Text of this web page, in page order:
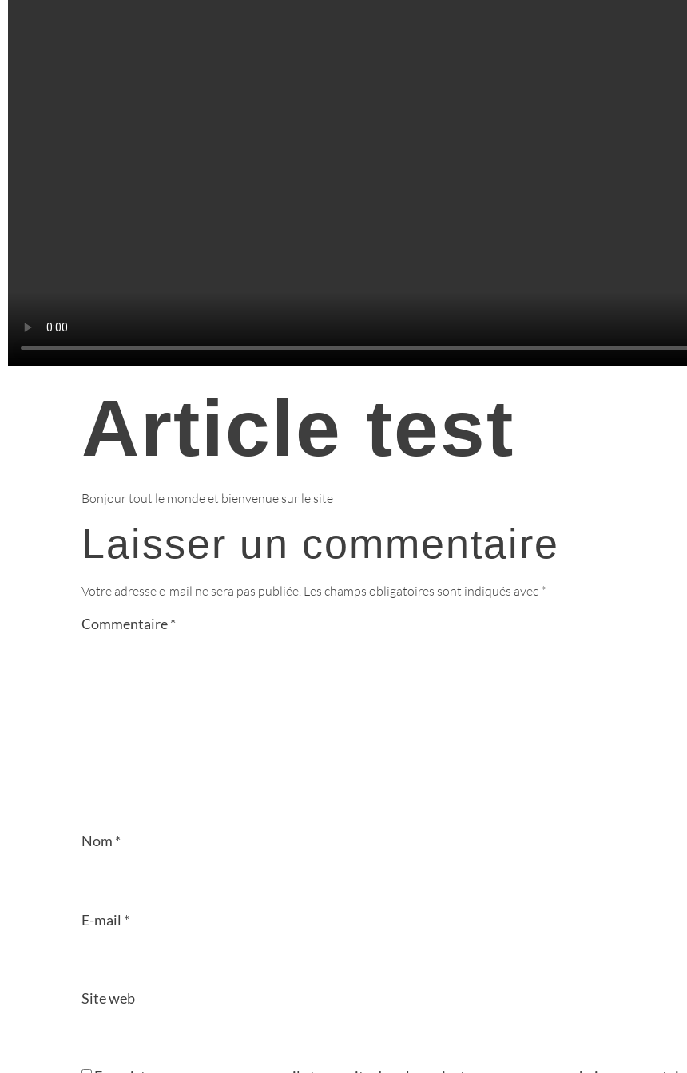
Article test
Bonjour tout le monde et bienvenue sur le site
Laisser un commentaire
Votre adresse e-mail ne sera pas publiée. Les champs obligatoires sont indiqués avec *
Commentaire*
Nom *
E-mail *
Site web